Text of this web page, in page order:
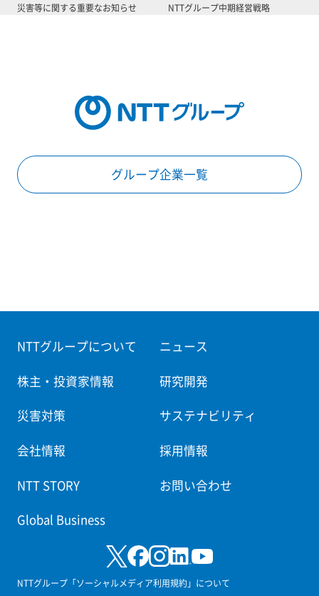
災害等に関する重要なお知らせ NTTグループ中期経営戦略
グループ企業一覧
NTTグループについて ニュース
株主・投資家情報 研究開発
災害対策 サステナビリティ
会社情報 採用情報
NTT STORY お問い合わせ
Global Business
NTTグループ「ソーシャルメディア利用規約」について